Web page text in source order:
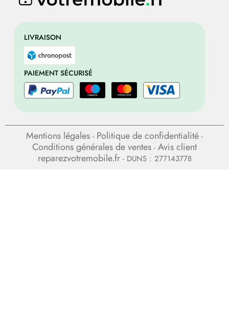
LIVRAISON
PAIEMENT SÉCURISÉ
Mentions légales - Politique de confidentialité -
Conditions générales de ventes - Avis client
reparezvotremobile.fr- DUNS : 277143778